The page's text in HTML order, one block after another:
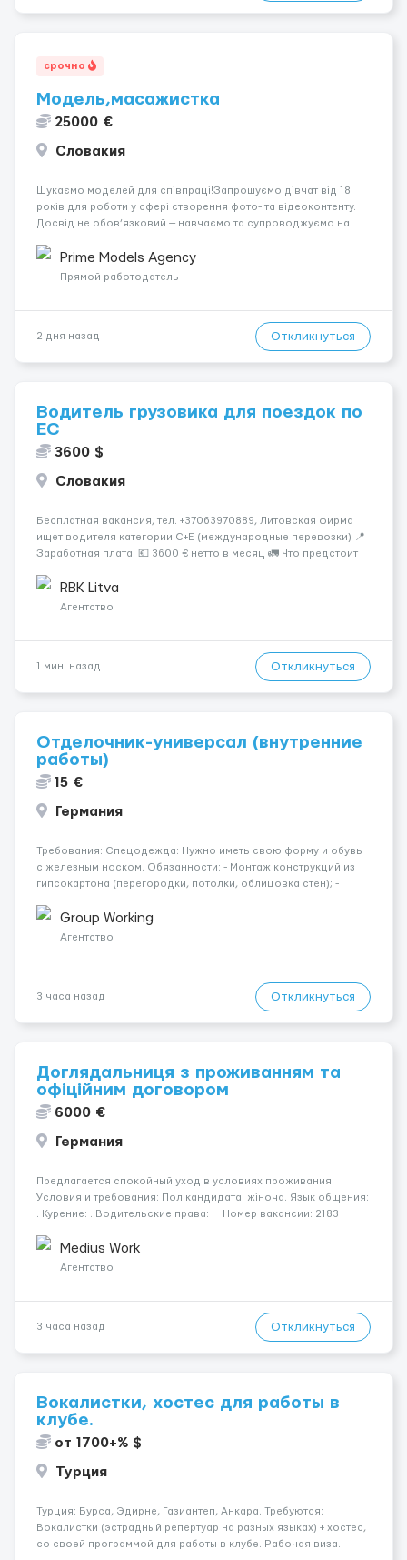
срочно
Модель,масажистка
25000 €
Словакия
Шукаємо моделей для співпраці!Запрошуємо дівчат від 18
років для роботи у сфері створення фото- та відеоконтенту.
Досвід не обов’язковий — навчаємо та супроводжуємо на
конфіденційність і професійну підтримку. Працюємо офіційно,
поважаємо особ...
Prime Models Agency
Прямой работодатель
2 дня назад Откликнуться
Водитель грузовика для поездок по
ЕС
3600 $
Словакия
Бесплатная вакансия, тел. +37063970889, Литовская фирма
ищет водителя категории C+E (международные перевозки) 📍
Заработная плата: 💶 3600 € нетто в месяц 🚛 Что предстоит
рефрижераторах. В среднем 400–500 км в день. Погрузки и
разгрузки...
RBK Litva
Агентство
1 мин. назад Откликнуться
Отделочник-универсал (внутренние
работы)
15 €
Германия
Требования: Спецодежда: Нужно иметь свою форму и обувь
с железным носком. Обязанности: - Монтаж конструкций из
гипсокартона (перегородки, потолки, облицовка стен); -
малярных работ (шпатлевка, грунтовка, покраска); -
Штукатурные работы ...
Group Working
Агентство
3 часа назад Откликнуться
Доглядальниця з проживанням та
офіційним договором
6000 €
Германия
Предлагается спокойный уход в условиях проживания.
Условия и требования: Пол кандидата: жіноча. Язык общения:
. Курение: . Водительские права: . Номер вакансии: 2183
Укр...Medius Work
Агентство
3 часа назад Откликнуться
Вокалистки, хостес для работы в
клубе.
от 1700+% $
Турция
Турция: Бурса, Эдирне, Газиантеп, Анкара. Требуются:
Вокалистки (эстрадный репертуар на разных языках) + хостеc,
со своей программой для работы в клубе. Рабочая виза.